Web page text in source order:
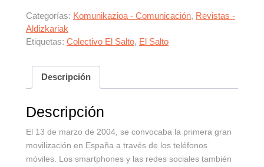
Categorías: Komunikazioa - Comunicación, Revistas -
Aldizkariak
Etiquetas: Colectivo El Salto, El Salto
Descripción
Descripción
El 13 de marzo de 2004, se convocaba la primera gran
movilización en España a través de los teléfonos
móviles. Los smartphones y las redes sociales también